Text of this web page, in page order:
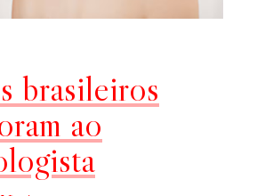
brasileiros
ao